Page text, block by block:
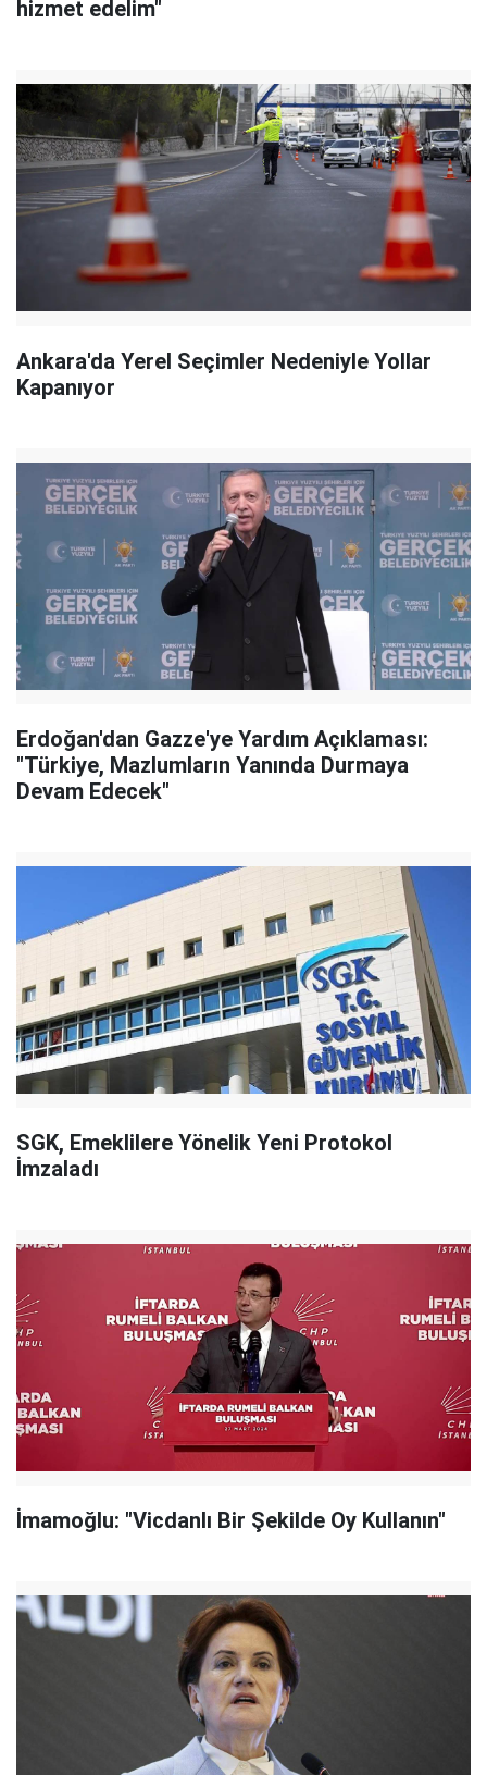
hizmet edelim"
Ankara'da Yerel Seçimler Nedeniyle Yollar
Kapanıyor
Erdoğan'dan Gazze'ye Yardım Açıklaması:
"Türkiye, Mazlumların Yanında Durmaya
Devam Edecek"
SGK, Emeklilere Yönelik Yeni Protokol
İmzaladı
İmamoğlu: "Vicdanlı Bir Şekilde Oy Kullanın"